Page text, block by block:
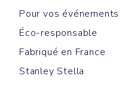
Pour vos événements
Éco-responsable
Fabriqué en France
Stanley Stella